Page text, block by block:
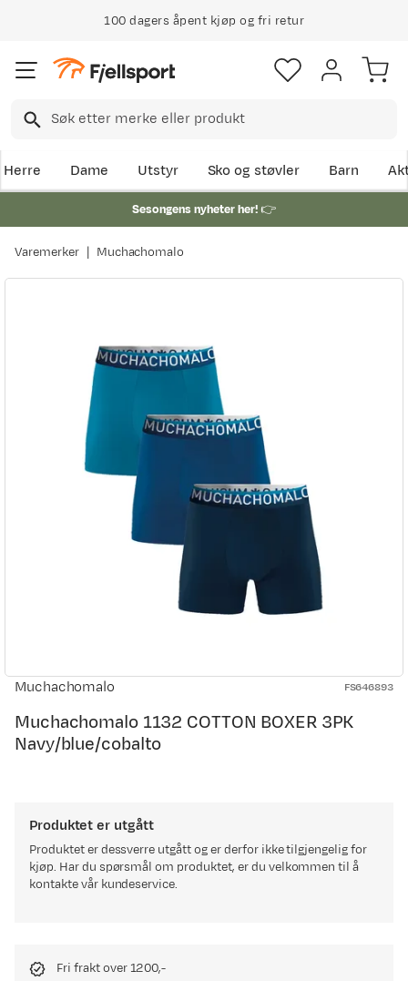
100 dagers åpent kjøp og fri retur
Herre Dame Utstyr Sko og støvler Barn
Sesongens nyheter her!👉
Varemerker Muchachomalo
Muchachomalo FS646893
Muchachomalo 1132 COTTON BOXER 3PK
Navy/blue/cobalto
Produktet er utgått
Produktet er dessverre utgått og er derfor ikke tilgjengelig for
kjøp. Har du spørsmål om produktet, er du velkommen til å
kontakte vår kundeservice.
Fri frakt over 1200,-